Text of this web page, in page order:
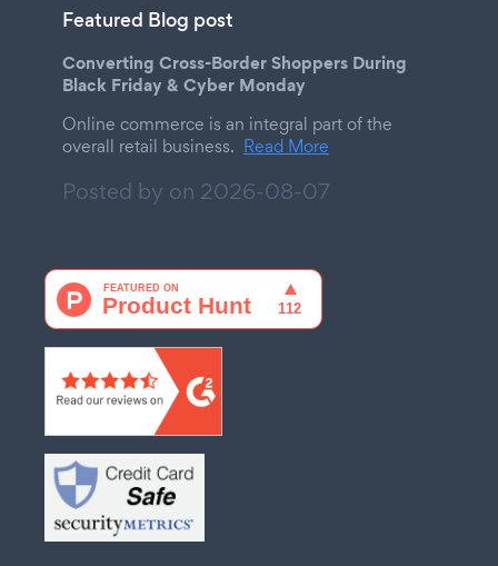
Featured Blog post
Converting Cross-Border Shoppers During
Black Friday & Cyber Monday
Online commerce is an integral part of the
overall retail business. Read More
Posted by on 2026-08-07